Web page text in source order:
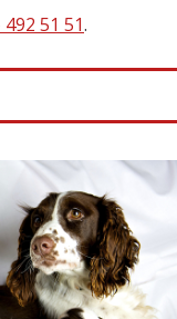
51 51.